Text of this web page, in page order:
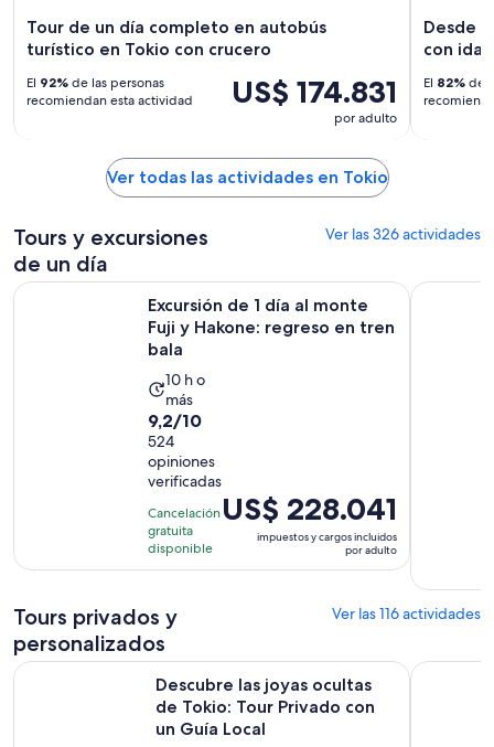
Tour de un día completo en autobús
turístico en Tokio con crucero
US$ 174.831
por adulto
El 92% de las personas
recomiendan esta actividad
Desde
con ida
El 82% de
Ver todas las actividades en Tokio
Tours y excursiones
de un día
Ver las 326 actividades
Excursión de 1 día al monte
Fuji y Hakone: regreso en tren
bala
La
actividad
dura
10
horas
10 h o
más
9.2
de
10
con
524
opiniones
9,2/10
524
opiniones
verificadas
Cancelación
gratuita
disponible
El
precio
de
US$ 228.041
impuestos y cargos incluidos
por adulto
Excursión de 1 día al monte Fuji y Hakone: regreso en tren
Tour de
Tours privados y
personalizados
Ver las 116 actividades
Descubre las joyas ocultas
de Tokio: Tour Privado con
un Guía Local
Descubre las joyas ocultas de Tokio: Tour Privado con un
Tokio :